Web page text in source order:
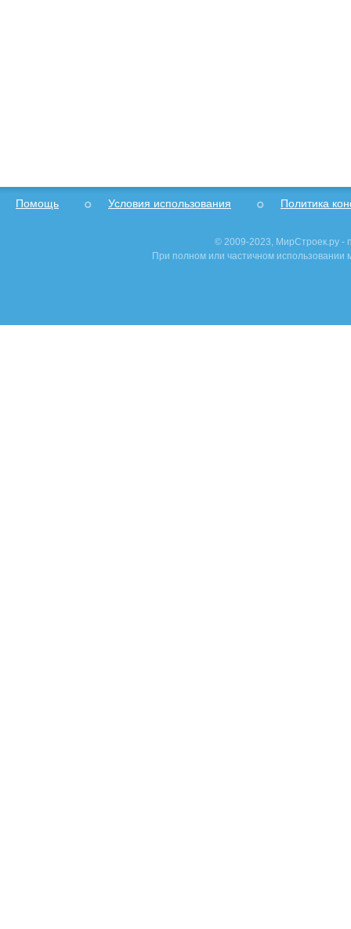
Помощь Условия использования Политика
© 2009-2023, МирСтроек.ру -
При полном или частичном использовании